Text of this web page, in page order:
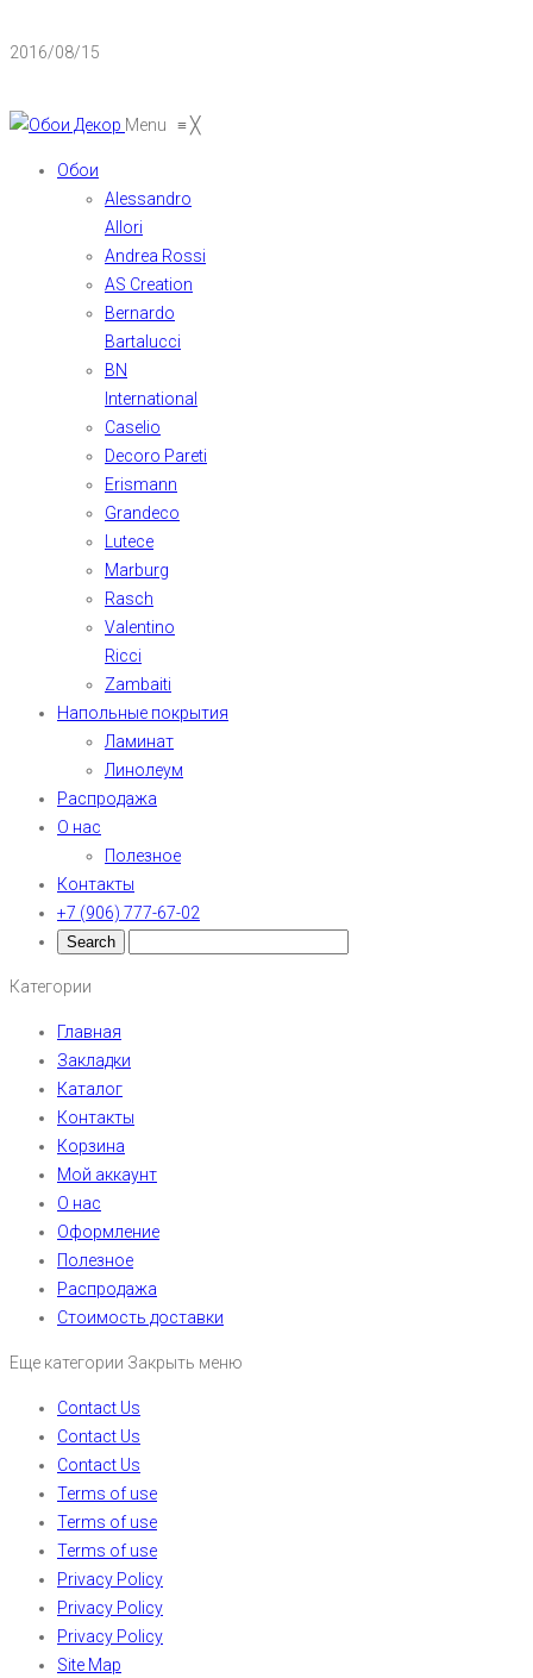
2016/08/15
Menu ≡╳
Обои
Alessandro
Allori
Andrea Rossi
AS Creation
Bernardo
Bartalucci
BN
International
Caselio
Decoro Pareti
Erismann
Grandeco
Lutece
Marburg
Rasch
Valentino
Ricci
Zambaiti
Напольные покрытия
Ламинат
Линолеум
Распродажа
О нас
Полезное
Контакты
+7 (906) 777-67-02
Категории
Главная
Закладки
Каталог
Контакты
Корзина
Мой аккаунт
О нас
Оформление
Полезное
Распродажа
Стоимость доставки
Еще категории Закрыть меню
Contact Us
Contact Us
Contact Us
Terms of use
Terms of use
Terms of use
Privacy Policy
Privacy Policy
Privacy Policy
Site Map